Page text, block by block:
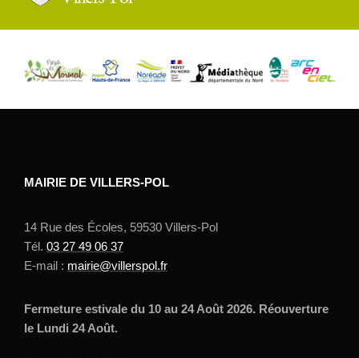
MAIRIE DE VILLERS-POL
14 Rue des Écoles, 59530 Villers-Pol
Tél. 03 27 49 06 37
E-mail : mairie@villerspol.fr
Fermeture estivale du 10 au 24 Août 2026. Réouverture
le Lundi 24 Août.